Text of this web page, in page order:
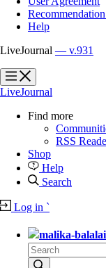
Help
LiveJournal — v.931
?
?
LiveJournal
Find more
RSS
Shop
Help
Search
Log in `
malika-